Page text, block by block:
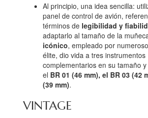
Al principio, una idea sencilla:
panel de control de avión,
términos de legibilidad y
adaptarlo al tamaño de la
icónico, empleado por
élite, dio vida a tres instrumentos
complementarios en su tamaño
el BR 01 (46 mm), el BR 03 (42
(39 mm).
VINTAGE